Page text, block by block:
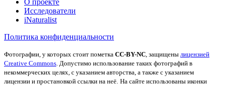
О проекте
Исследователи
iNaturalist
Политика конфиденциальности
Фотографии, у которых стоит пометка CC-BY-NC, защищены лицензией
Creative Commons. Допустимо использование таких фотографий в
некоммерческих целях, с указанием авторства, а также с указанием
лицензии и простановкой ссылки на неё. На сайте использованы иконки